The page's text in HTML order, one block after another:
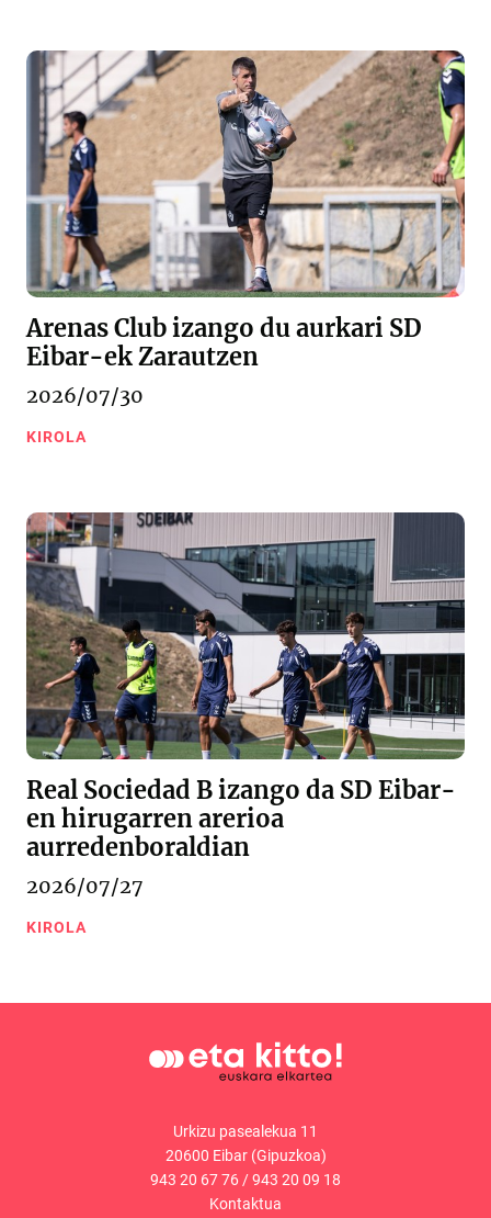
Arenas Club izango du aurkari SD
Eibar-ek Zarautzen
2026/07/30
KIROLA
Real Sociedad B izango da SD Eibar-
en hirugarren arerioa
aurredenboraldian
2026/07/27
KIROLA
Urkizu pasealekua 11
20600 Eibar (Gipuzkoa)
943 20 67 76/943 20 09 18
Kontaktua